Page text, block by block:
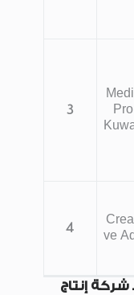
Pro
3
ve
4
إنتاج